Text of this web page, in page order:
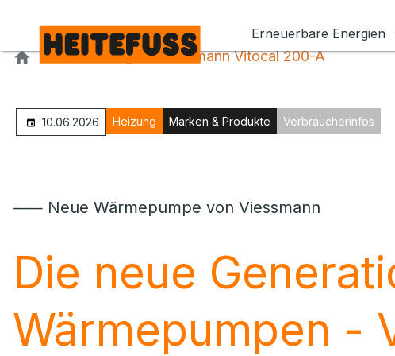
Erneuerbare Energien
Home Blog Viessmann Vitocal 200-A
10.06.2026 Heizung Marken & Produkte Verbraucherinfos
⸺ Neue Wärmepumpe von Viessmann
Die neue
Wärmepumpen -